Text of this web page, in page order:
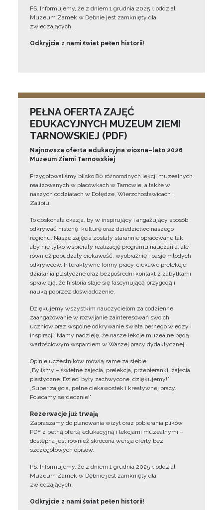
PS. Informujemy, że z dniem 1 grudnia 2025 r. oddział
Muzeum Zamek w Dębnie jest zamknięty dla
zwiedzających.
Odkryjcie z nami świat pełen historii!
PEŁNA OFERTA ZAJĘĆ
EDUKACYJNYCH MUZEUM ZIEMI
TARNOWSKIEJ (PDF)
Najnowsza oferta edukacyjna wiosna–lato 2026
Muzeum Ziemi Tarnowskiej
Przygotowaliśmy blisko 80 różnorodnych lekcji muzealnych
realizowanych w placówkach w Tarnowie, a także w
naszych oddziałach w Dołędze, Wierzchosławicach i
Zalipiu.
To doskonała okazja, by w inspirujący i angażujący sposób
odkrywać historię, kulturę oraz dziedzictwo naszego
regionu. Nasze zajęcia zostały starannie opracowane tak,
aby nie tylko wspierały realizację programu nauczania, ale
również pobudzały ciekawość, wyobraźnię i pasję młodych
odkrywców. Interaktywne formy pracy, ciekawe prelekcje,
działania plastyczne oraz bezpośredni kontakt z zabytkami
sprawiają, że historia staje się fascynującą przygodą i
nauką poprzez doświadczenie.
Dziękujemy wszystkim nauczycielom za codzienne
zaangażowanie w rozwijanie zainteresowań swoich
uczniów oraz wspólne odkrywanie świata pełnego wiedzy i
inspiracji. Mamy nadzieję, że nasze lekcje muzealne będą
wartościowym wsparciem w Waszej pracy dydaktycznej.
Opinie uczestników mówią same za siebie:
„Byliśmy – świetne zajęcia, prelekcja, przebieranki, zajęcia
plastyczne. Dzieci były zachwycone, dziękujemy!”
„Super zajęcia, pełne ciekawostek i kreatywnej pracy.
Polecamy serdecznie!”
Rezerwacje już trwają
Zapraszamy do planowania wizyt oraz pobierania plików
PDF z pełną ofertą edukacyjną i lekcjami muzealnymi –
dostępna jest również skrócona wersja oferty bez
szczegółowych opisów.
PS. Informujemy, że z dniem 1 grudnia 2025 r. oddział
Muzeum Zamek w Dębnie jest zamknięty dla
zwiedzających.
Odkryjcie z nami świat pełen historii!